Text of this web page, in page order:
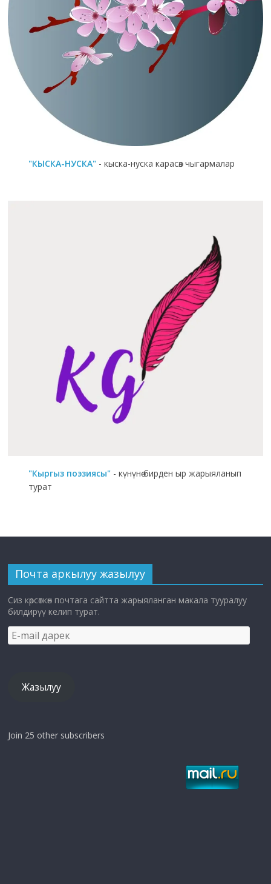
"КЫСКА-НУСКА" - кыска-нуска карасөз чыгармалар
"Кыргыз поэзиясы" - күнүнө бирден ыр жарыяланып
турат
Почта аркылуу жазылуу
Сиз көрсөткөн почтага сайтта жарыяланган макала тууралуу
билдирүү келип турат.
E-
mail
Жазылуу
Join 25 other subscribers